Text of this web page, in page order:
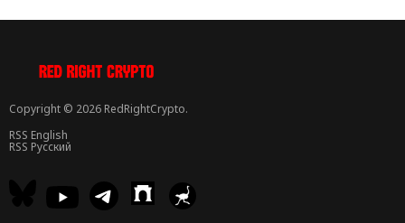
Copyright © 2026 RedRightCrypto.
RSS English
RSS Русский